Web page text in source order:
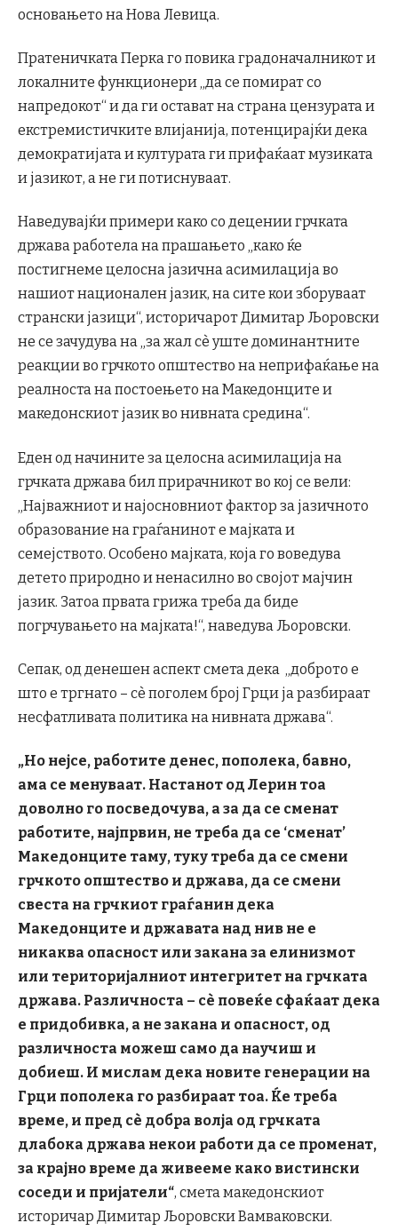
основањето на Нова Левица.
Пратеничката Перка го повика градоначалникот и
локалните функционери „да се помират со
напредокот“ и да ги остават на страна цензурата и
екстремистичките влијанија, потенцирајќи дека
демократијата и културата ги прифаќаат музиката
и јазикот, а не ги потиснуваат.
Наведувајќи примери како со децении грчката
држава работела на прашањето „како ќе
постигнеме целосна јазична асимилација во
нашиот национален јазик, на сите кои зборуваат
странски јазици“, историчарот Димитар Љоровски
не се зачудува на „за жал сè уште доминантните
реакции во грчкото општество на неприфаќање на
реалноста на постоењето на Македонците и
македонскиот јазик во нивната средина“.
Еден од начините за целосна асимилација на
грчката држава бил прирачникот во кој се вели:
„Најважниот и најосновниот фактор за јазичното
образование на граѓанинот е мајката и
семејството. Особено мајката, која го воведува
детето природно и ненасилно во својот мајчин
јазик. Затоа првата грижа треба да биде
погрчувањето на мајката!“, наведува Љоровски.
Сепак, од денешен аспект смета дека „доброто е
што е тргнато – сè поголем број Грци ја разбираат
несфатливата политика на нивната држава“.
„Но нејсе, работите денес, пополека, бавно,
ама се менуваат. Настанот од Лерин тоа
доволно го посведочува, а за да се сменат
работите, најпрвин, не треба да се ‘сменат’
Македонците таму, туку треба да се смени
грчкото општество и држава, да се смени
свеста на грчкиот граѓанин дека
Македонците и државата над нив не е
никаква опасност или закана за елинизмот
или територијалниот интегритет на грчката
држава. Различноста – сè повеќе сфаќаат дека
е придобивка, а не закана и опасност, од
различноста можеш само да научиш и
добиеш. И мислам дека новите генерации на
Грци пополека го разбираат тоа. Ќе треба
време, и пред сè добра волја од грчката
длабока држава некои работи да се променат,
за крајно време да живееме како вистински
соседи и пријатели“, смета македонскиот
историчар Димитар Љоровски Вамваковски.